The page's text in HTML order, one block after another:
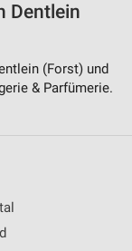
Dentlein
(Forst) und
& Parfümerie.